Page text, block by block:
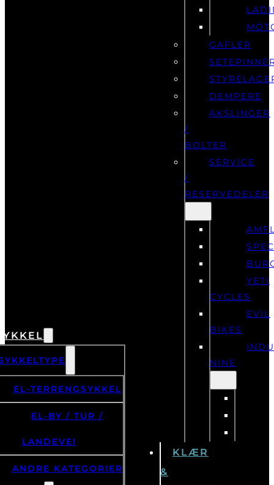
EL-TERRENGSYKKEL
EL-BY / TUR /
LANDEVEI
ANDRE KATEGORIER
GAFLER
DEMPERE
AKSLINGER
/
BOLTER
SERVICE
/
RESERVEDELER
YETI
CYCLES
EVIL
BIKES
NINE
KLÆR
&